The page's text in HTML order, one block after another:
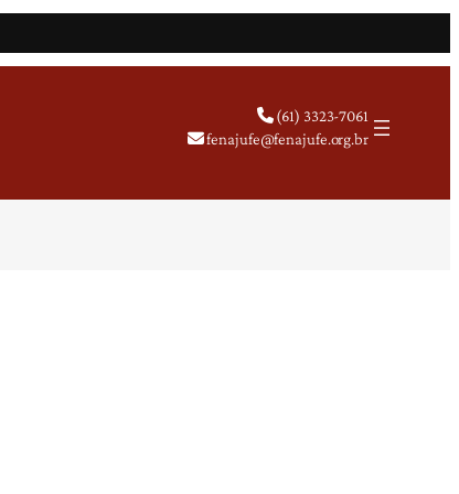
(61) 3323-7061
fenajufe@fenajufe.org.br